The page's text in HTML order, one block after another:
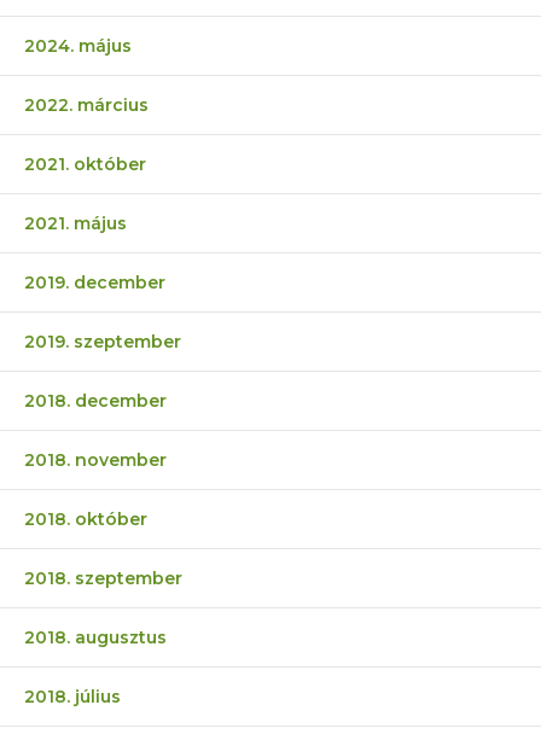
2024. május
2022. március
2021. október
2021. május
2019. december
2019. szeptember
2018. december
2018. november
2018. október
2018. szeptember
2018. augusztus
2018. július